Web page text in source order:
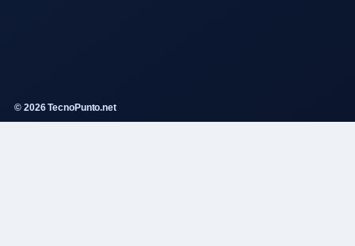
© 2026 TecnoPunto.net